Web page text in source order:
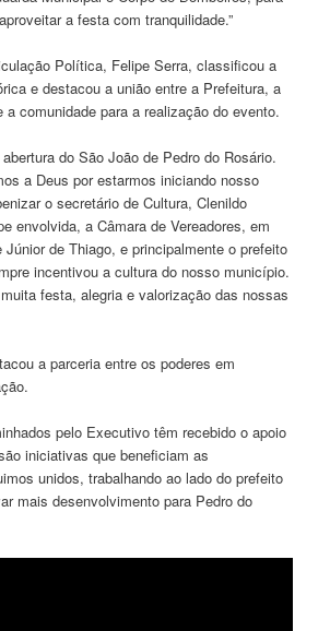
a festa com tranquilidade.”
Política, Felipe Serra, classificou a
e destacou a união entre a Prefeitura, a
a comunidade para a realização do evento.
do São João de Pedro do Rosário.
a Deus por estarmos iniciando nosso
o secretário de Cultura, Clenildo
envolvida, a Câmara de Vereadores, em
Júnior de Thiago, e principalmente o prefeito
incentivou a cultura do nosso município.
festa, alegria e valorização das nossas
a parceria entre os poderes em
pelo Executivo têm recebido o apoio
iniciativas que beneficiam as
unidos, trabalhando ao lado do prefeito
mais desenvolvimento para Pedro do